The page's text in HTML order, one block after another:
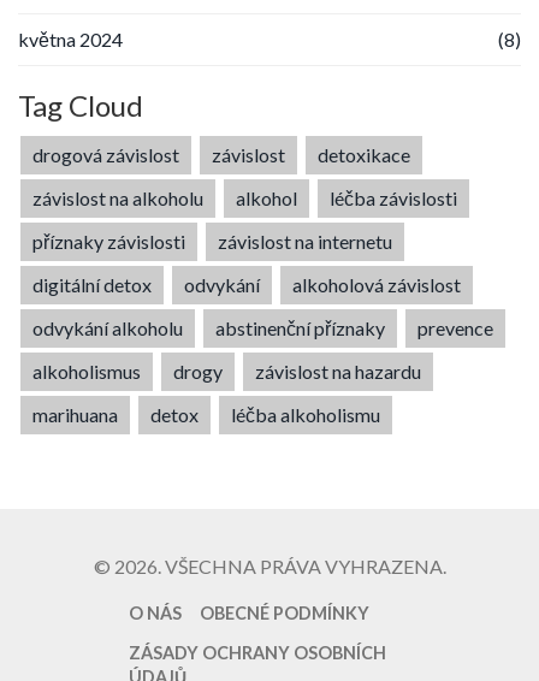
května 2024 (8)
Tag Cloud
drogová závislost závislost
detoxikace
závislost na alkoholu
alkohol
léčba závislosti
příznaky závislosti
závislost na internetu
digitální detox
odvykání
alkoholová závislost
odvykání alkoholu
abstinenční příznaky
prevence
alkoholismus
drogy
závislost na hazardu
marihuana
detox léčba alkoholismu
© 2026. VŠECHNA PRÁVA VYHRAZENA.
O NÁS
OBECNÉ PODMÍNKY
ZÁSADY OCHRANY OSOBNÍCH
ÚDAJŮ